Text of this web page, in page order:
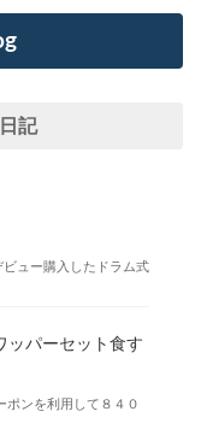
記
ビュー購入したドラム式
ッパーセット食す
ポンを利用して８４０